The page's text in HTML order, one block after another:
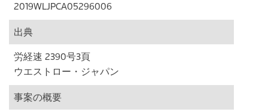
2019WLJPCA05296006
出典
労経速 2390号3頁
ウエストロー・ジャパン
事案の概要